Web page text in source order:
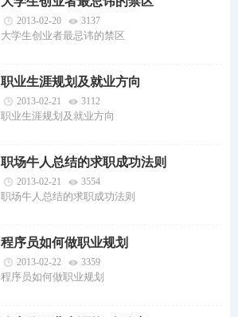
2013-02-20 3137
大学生创业者最忌讳的禁区
职业生涯规划及就业方向
2013-02-21 3112
职业生涯规划及就业方向
职场牛人总结的求职成功法则
2013-02-21 3554
职场牛人总结的求职成功法则
程序员如何做职业规划
2013-02-22 3359
程序员如何做职业规划